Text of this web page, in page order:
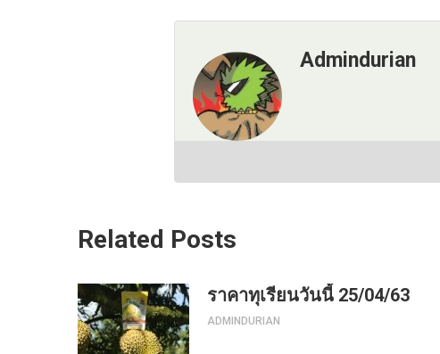
Admindurian
Related Posts
ราคาทุเรียนวันนี้ 25/04/63
ADMINDURIAN